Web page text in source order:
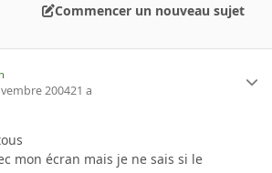
Commencer un nouveau sujet
200421 a
mon écran mais je ne sais si le